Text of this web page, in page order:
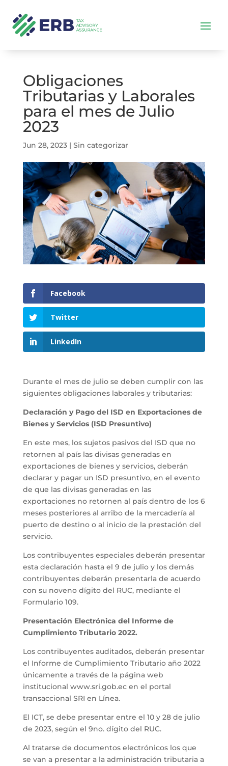
Obligaciones
Tributarias y Laborales
para el mes de Julio
2023
Jun 28, 2023| Sin categorizar
Facebook
Twitter
LinkedIn
Durante el mes de julio se deben cumplir con las
siguientes obligaciones laborales y tributarias:
Declaración y Pago del ISD en Exportaciones de
Bienes y Servicios (ISD Presuntivo)
En este mes, los sujetos pasivos del ISD que no
retornen al país las divisas generadas en
exportaciones de bienes y servicios, deberán
declarar y pagar un ISD presuntivo, en el evento
de que las divisas generadas en las
exportaciones no retornen al país dentro de los 6
meses posteriores al arribo de la mercadería al
puerto de destino o al inicio de la prestación del
servicio.
Los contribuyentes especiales deberán presentar
esta declaración hasta el 9 de julio y los demás
contribuyentes deberán presentarla de acuerdo
con su noveno dígito del RUC, mediante el
Formulario 109.
Presentación Electrónica del Informe de
Cumplimiento Tributario 2022.
Los contribuyentes auditados, deberán presentar
el Informe de Cumplimiento Tributario año 2022
únicamente a través de la página web
institucional www.sri.gob.ec en el portal
transaccional SRI en Línea.
El ICT, se debe presentar entre el 10 y 28 de julio
de 2023, según el 9no. dígito del RUC.
Al tratarse de documentos electrónicos los que
se van a presentar a la administración tributaria a